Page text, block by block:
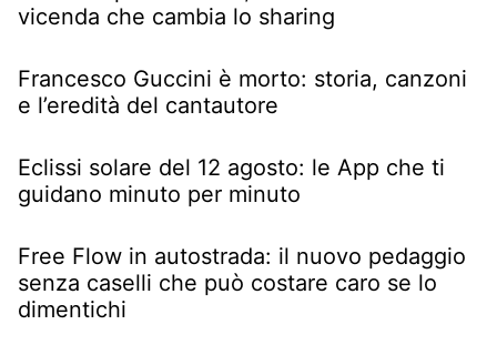
vicenda che cambia lo sharing
Francesco Guccini è morto: storia, canzoni
e l’eredità del cantautore
Eclissi solare del 12 agosto: le App che ti
guidano minuto per minuto
Free Flow in autostrada: il nuovo pedaggio
senza caselli che può costare caro se lo
dimentichi